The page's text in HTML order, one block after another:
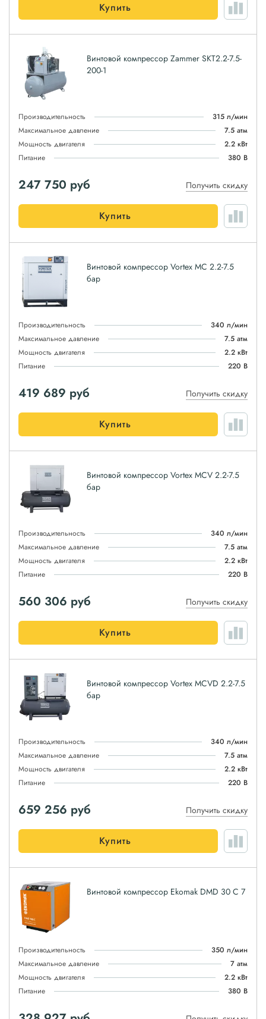
Купить
Винтовой компрессор Zammer SKT2.2-7.5-
200-1
Производительность
315 л/мин
Максимальное давление
7.5 атм
Мощность двигателя
2.2 кВт
Питание
380 В
247 750 руб Получить скидку
Купить
Винтовой компрессор Vortex MC 2.2-7.5
бар
Производительность
340 л/мин
Максимальное давление
7.5 атм
Мощность двигателя
2.2 кВт
Питание
220 В
419 689 руб Получить скидку
Купить
Винтовой компрессор Vortex MCV 2.2-7.5
бар
Производительность
340 л/мин
Максимальное давление
7.5 атм
Мощность двигателя
2.2 кВт
Питание
220 В
560 306 руб Получить скидку
Купить
Винтовой компрессор Vortex MCVD 2.2-7.5
бар
Производительность
340 л/мин
Максимальное давление
7.5 атм
Мощность двигателя
2.2 кВт
Питание
220 В
659 256 руб Получить скидку
Купить
Винтовой компрессор Ekomak DMD 30 C 7
Производительность
350 л/мин
Максимальное давление
7 атм
Мощность двигателя
2.2 кВт
Питание
380 В